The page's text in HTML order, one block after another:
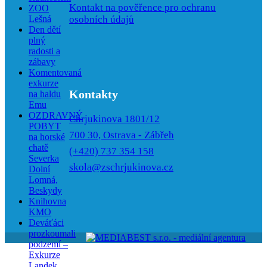
ZOO
Lešná
Den dětí
plný
radosti a
zábavy
Komentovaná
exkurze
na haldu
Emu
OZDRAVNÝ
POBYT
na horské
chatě
Severka
Dolní
Lomná,
Beskydy
Knihovna
KMO
Deváťáci
prozkoumali
podzemí –
Exkurze
Kontakt na pověřence pro ochranu
osobních údajů
Kontakty
Chrjukinova 1801/12
700 30, Ostrava - Zábřeh
(+420) 737 354 158
skola@zschrjukinova.cz